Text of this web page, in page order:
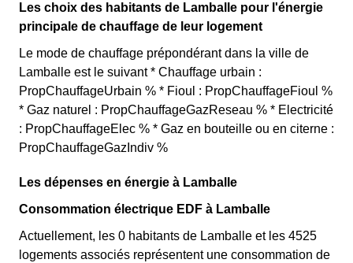
Les choix des habitants de Lamballe pour l'énergie
principale de chauffage de leur logement
Le mode de chauffage prépondérant dans la ville de
Lamballe est le suivant * Chauffage urbain :
PropChauffageUrbain % * Fioul : PropChauffageFioul %
* Gaz naturel : PropChauffageGazReseau % * Electricité
: PropChauffageElec % * Gaz en bouteille ou en citerne :
PropChauffageGazIndiv %
Les dépenses en énergie à Lamballe
Consommation électrique EDF à Lamballe
Actuellement, les 0 habitants de Lamballe et les 4525
logements associés représentent une consommation de